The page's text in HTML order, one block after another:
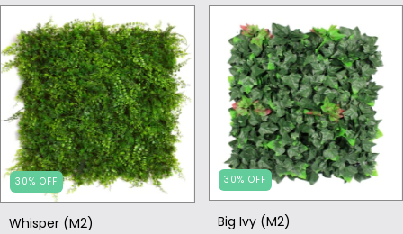
30% OFF
Whisper (M2)
30% OFF
Big Ivy (M2)